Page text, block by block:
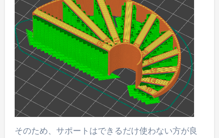
そのため、サポートはできるだけ使わない方が良